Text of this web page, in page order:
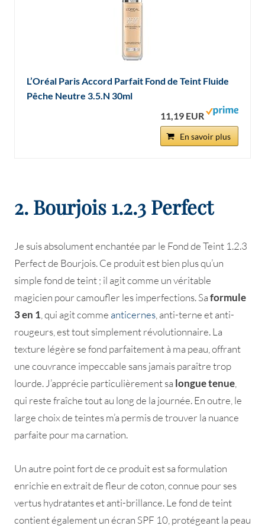
L’Oréal Paris Accord Parfait Fond de Teint Fluide
Pêche Neutre 3.5.N 30ml
11,19 EUR
En savoir plus
2. Bourjois 1.2.3 Perfect
Je suis absolument enchantée par le Fond de Teint 1.2.3
Perfect de Bourjois. Ce produit est bien plus qu’un
simple fond de teint ; il agit comme un véritable
magicien pour camoufler les imperfections. Saformule
3 en 1, qui agit comme anticernes, anti-terne et anti-
rougeurs, est tout simplement révolutionnaire. La
texture légère se fond parfaitement à ma peau, offrant
une couvrance impeccable sans jamais paraître trop
lourde. J’apprécie particulièrement sa longue tenue,
qui reste fraîche tout au long de la journée. En outre, le
large choix de teintes m’a permis de trouver la nuance
parfaite pour ma carnation.
Un autre point fort de ce produit est sa formulation
enrichie en extrait de fleur de coton, connue pour ses
vertus hydratantes et anti-brillance. Le fond de teint
contient également un écran SPF 10, protégeant la peau